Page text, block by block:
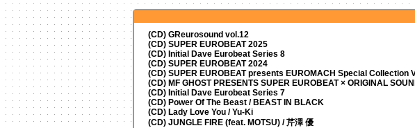
(CD) GReurosound vol.12
(CD) SUPER EUROBEAT 2025
(CD) Initial Dave Eurobeat Series 8
(CD) SUPER EUROBEAT 2024
(CD)SUPER EUROBEAT presentsEUROMACH Special Collection
(CD) MF GHOST PRESENTS SUPER EUROBEAT × ORIGINAL
(CD) Initial Dave Eurobeat Series 7
(CD) Power Of The Beast / BEAST IN BLACK
(CD) Lady Love You / Yu-Ki
(CD) JUNGLE FIRE (feat. MOTSU) / 芹澤 優